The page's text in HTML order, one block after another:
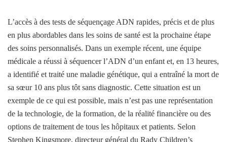
L’accès à des tests de séquençage ADN rapides, précis et de plus
en plus abordables dans les soins de santé est la prochaine étape
des soins personnalisés. Dans un exemple récent, une équipe
médicale a réussi à séquencer l’ADN d’un enfant et, en 13 heures,
a identifié et traité une maladie génétique, qui a entraîné la mort de
sa sœur 10 ans plus tôt sans diagnostic. Cette situation est un
exemple de ce qui est possible, mais n’est pas une représentation
de la technologie, de la formation, de la réalité financière ou des
options de traitement de tous les hôpitaux et patients. Selon
Stephen Kingsmore, directeur général du Rady Children’s